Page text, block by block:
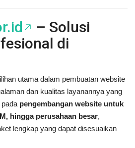
– Solusi
di
utama dalam pembuatan website
dan kualitas layanannya yang
pengembangan website untuk
hingga perusahaan besar,
lengkap yang dapat disesuaikan